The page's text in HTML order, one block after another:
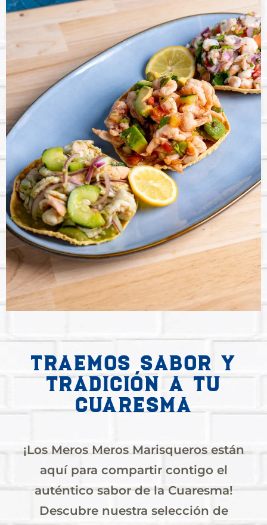
Traemos sabor y
tradición a tu
Cuaresma
¡Los Meros Meros Marisqueros están
aquí para compartir contigo el
auténtico sabor de la Cuaresma!
Descubre nuestra selección de